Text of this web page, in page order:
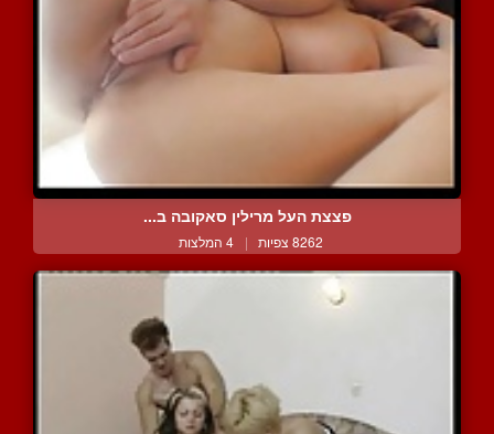
פצצת העל מרילין סאקובה ב...
8262 צפיות | 4 המלצות